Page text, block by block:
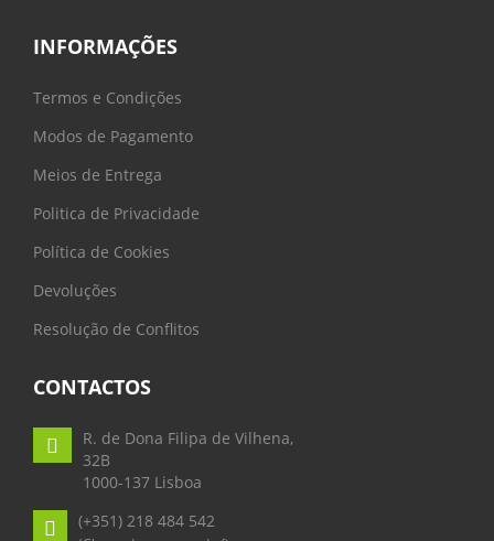
INFORMAÇÕES
Termos e Condições
Modos de Pagamento
Meios de Entrega
Politica de Privacidade
Política de Cookies
Devoluções
Resolução de Conflitos
CONTACTOS
R. de Dona Filipa de Vilhena,
32B
1000-137 Lisboa
(+351) 218 484 542